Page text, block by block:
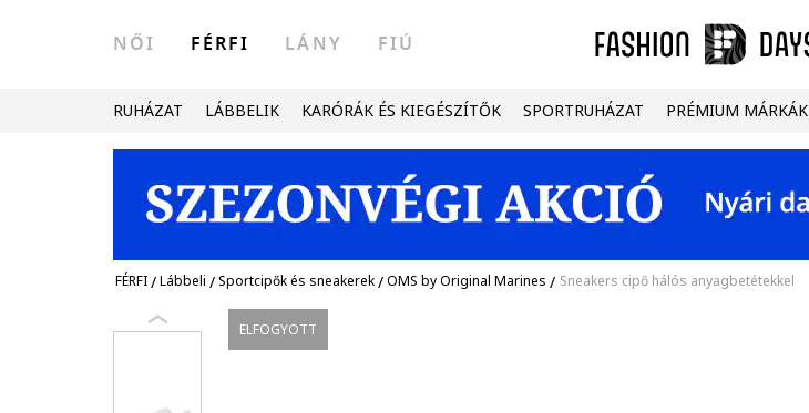
NŐI FÉRFI LÁNY FIÚ
RUHÁZAT LÁBBELIK KARÓRÁK ÉS KIEGÉSZÍTŐK SPORTRUHÁZAT PRÉMIUM MÁRKÁK
FÉRFI/Lábbeli /Sportcipők és sneakerek/OMS by Original Marines / Sneakers cipő hálós anyagbetétekkel
ELFOGYOTT